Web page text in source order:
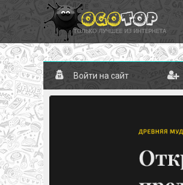
Войти на сайт